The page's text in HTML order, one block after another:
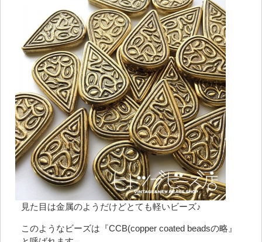
見た目は金属のようだけどとても軽いビーズ♪
このようなビーズは『CCB(copper coated beadsの略』